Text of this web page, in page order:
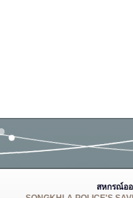
สหกรณ์อ